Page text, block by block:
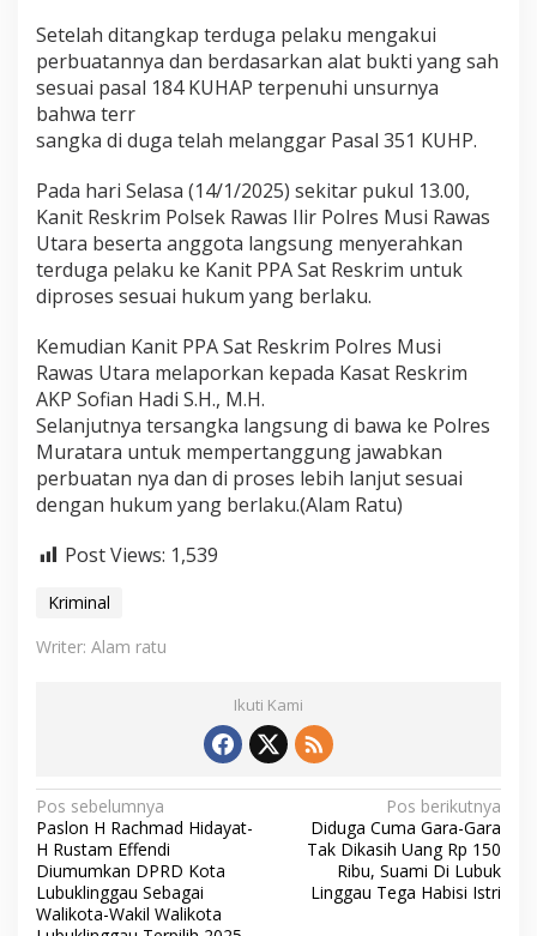
Setelah ditangkap terduga pelaku mengakui
perbuatannya dan berdasarkan alat bukti yang sah
sesuai pasal 184 KUHAP terpenuhi unsurnya
bahwa terr
sangka di duga telah melanggar Pasal 351 KUHP.
Pada hari Selasa (14/1/2025) sekitar pukul 13.00,
Kanit Reskrim Polsek Rawas Ilir Polres Musi Rawas
Utara beserta anggota langsung menyerahkan
terduga pelaku ke Kanit PPA Sat Reskrim untuk
diproses sesuai hukum yang berlaku.
Kemudian Kanit PPA Sat Reskrim Polres Musi
Rawas Utara melaporkan kepada Kasat Reskrim
AKP Sofian Hadi S.H., M.H.
Selanjutnya tersangka langsung di bawa ke Polres
Muratara untuk mempertanggung jawabkan
perbuatan nya dan di proses lebih lanjut sesuai
dengan hukum yang berlaku.(Alam Ratu)
Post Views: 1,539
Kriminal
Writer: Alam ratu
Ikuti Kami
N
a
v
i
Pos sebelumnya
Paslon H Rachmad Hidayat-
H Rustam Effendi
Diumumkan DPRD Kota
Lubuklinggau Sebagai
Walikota-Wakil Walikota
Pos berikutnya
Diduga Cuma Gara-Gara
Tak Dikasih Uang Rp 150
Ribu, Suami Di Lubuk
Linggau Tega Habisi Istri